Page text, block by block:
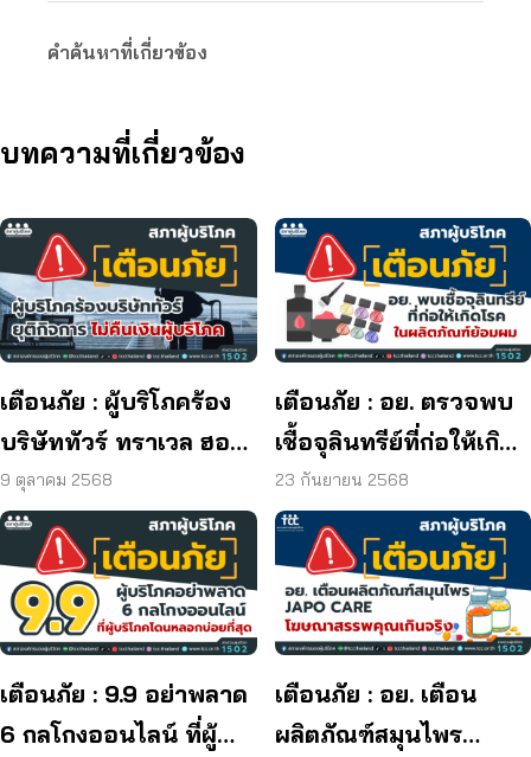
คำค้นหาที่เกี่ยวข้อง
บทความที่เกี่ยวข้อง
เตือนภัย : ผู้บริโภคร้อง
บริษัททัวร์ ทราเวล ฮอลิ
เดย์ ยุติกิจการ ไม่คืนเงิน
ผู้บริโภค
9 ตุลาคม 2568
เตือนภัย : อย. ตรวจพบ
เชื้อจุลินทรีย์ที่ก่อให้เกิด
โรค และพบแบคทีเรีย
ยีสต์ และรา เกิน
มาตรฐานกำหนด ใน
ผลิตภัณฑ์ย้อมผม
23 กันยายน 2568
เตือนภัย : 9.9 อย่าพลาด
6 กลโกงออนไลน์ ที่ผู้
เตือนภัย : อย. เตือน
ผลิตภัณฑ์สมุนไพร